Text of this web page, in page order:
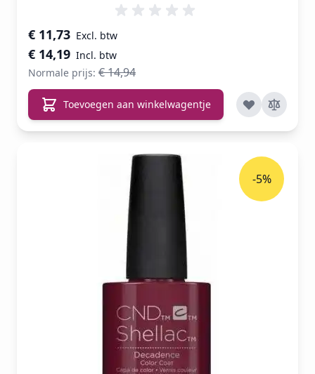
Speciale prijs
€ 14,19
€ 11,73
Normale prijs: € 14,94
Toevoegen aan winkelwagentje
-5%